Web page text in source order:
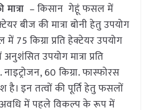
– किसान गेहूं फसल में
बीज की मात्रा बोनी हेतु उपयोग
किग्रा प्रति हेक्टेयर उपयोग
उपयोग मात्रा प्रति
60 किग्रा. फास्फोरस
है। इन तत्वों की पूर्ति हेतु फसलों
अवधि में पहले विकल्प के रूप में